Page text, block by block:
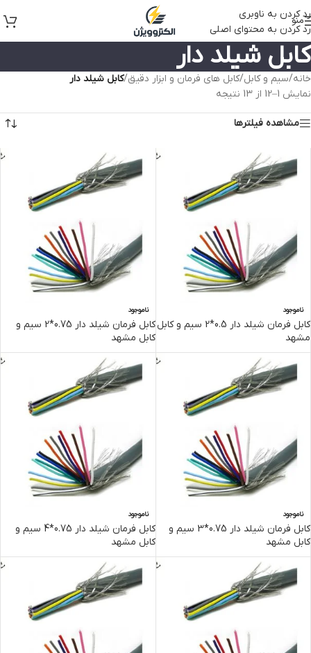
رد کردن به ناوبری
رد کردن به محتوای اصلی
منو
کابل شیلد دار
خانه/سیم و کابل/کابل های فرمان و ابزار دقیق/کابل شیلد دار
نمایش 1–12 از 13 نتیجه
مشاهده فیلترها
ناموجود
کابل فرمان شیلد دار 0.5*2 سیم و کابل
مشهد
ناموجود
کابل فرمان شیلد دار 0.75*2 سیم و
کابل مشهد
ناموجود
کابل فرمان شیلد دار 0.75*3 سیم و
کابل مشهد
ناموجود
کابل فرمان شیلد دار 0.75*4 سیم و
کابل مشهد